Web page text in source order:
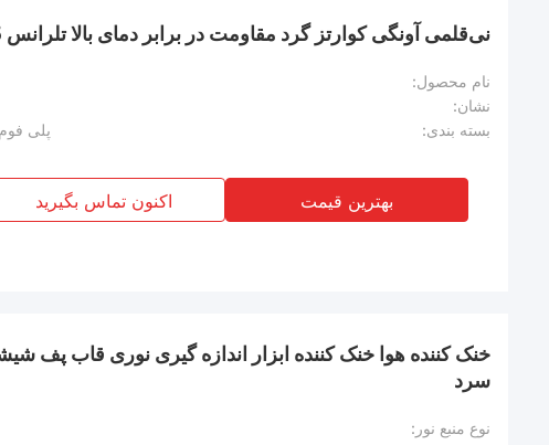
نی‌قلمی آونگی کوارتز گرد مقاومت در برابر دمای بالا تلرانس 0.05 میلی‌متر
نام محصول:
نشان:
بسته بندی:
پلی
بهترین قیمت اکنون تماس بگیرید
خنک کننده هوا خنک کننده ابزار اندازه گیری نوری قاب پف
سرد
نوع منبع نور: